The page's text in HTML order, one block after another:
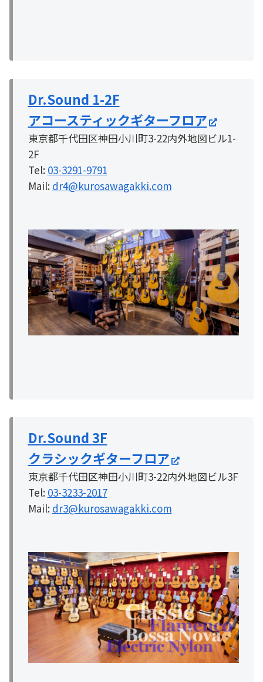
Dr.Sound 1-2F
アコースティックギターフロア
東京都千代田区神田小川町3-22内外地図ビル1-
2F
Tel: 03-3291-9791
Mail: dr4@kurosawagakki.com
Dr.Sound 3F
クラシックギターフロア
東京都千代田区神田小川町3-22内外地図ビル3F
Tel: 03-3233-2017
Mail: dr3@kurosawagakki.com